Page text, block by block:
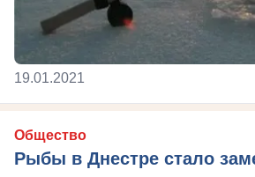
19.01.2021
Общество
Рыбы в Днестре стало